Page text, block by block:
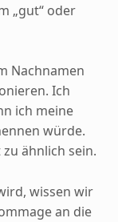
„gut“ oder
Nachnamen
Ich
ich meine
würde.
ähnlich sein.
wissen wir
an die